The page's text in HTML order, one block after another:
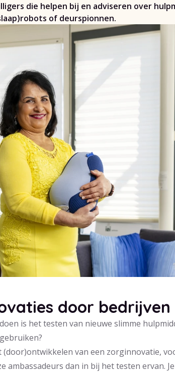
die helpen bij en adviseren over
of deurspionnen.
door bedrijven
is het testen van nieuwe slimme
(door)ontwikkelen van een zorginnovatie,
ambassadeurs dan in bij het testen ervan.